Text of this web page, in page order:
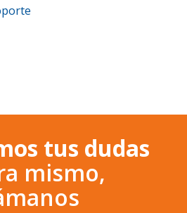
tus dudas
mismo,